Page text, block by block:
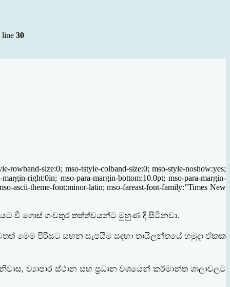
line 30
size:0; mso-tstyle-colband-size:0; mso-style-noshow:yes;
right:0in; mso-para-margin-bottom:10.0pt; mso-para-margin-
ascii-theme-font:minor-latin; mso-fareast-font-family:”Times New
වී ගොස් ගංවතුර තත්ත්වයන්ට මුහුණ දී සිටිනවා.
මෙම පිරිසට සහන සැපයිම සඳහා තායිලන්තයේ හමුදා ඒකක
,ව්‍යාපාර ස්ථාන සහ ප‍්‍රධාන වශයෙන් කර්මාන්ත ශාලාවලට